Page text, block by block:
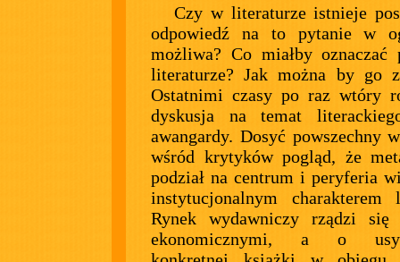
Czy w literaturze istnieje
odpowiedź na to pytanie w
możliwa? Co miałby oznaczać
literaturze? Jak można by go
Ostatnimi czasy po raz wtóry
dyskusja na temat
awangardy. Dosyć powszechny
wśród krytyków pogląd, że
podział na centrum i peryferia
instytucjonalnym charakterem
Rynek wydawniczy rządzi się
ekonomicznymi, a o